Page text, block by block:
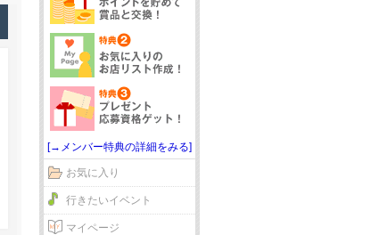
[→メンバー特典の詳細をみる]
お気に入り
行きたいイベント
マイページ